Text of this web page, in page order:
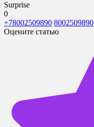
Surprise
0
+78002509890 8002509890
Оцените статью